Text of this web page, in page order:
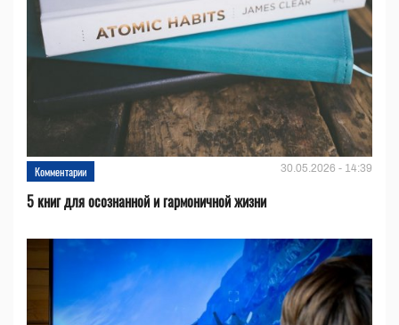
Комментарии 30.05.2026 - 14:39
5 книг для осознанной и гармоничной жизни